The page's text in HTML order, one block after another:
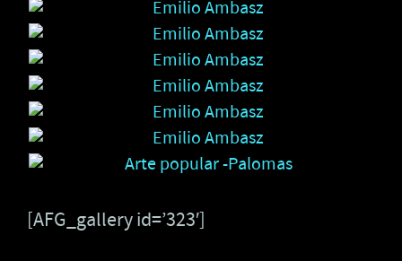
[AFG_gallery id=’323′]